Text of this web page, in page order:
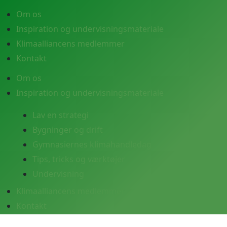
Om os
Inspiration og undervisningsmateriale
Klimaalliancens medlemmer
Kontakt
Om os
Inspiration og undervisningsmateriale
Lav en strategi
Bygninger og drift
Gymnasiernes klimahandledag
Tips, tricks og værktøjer
Undervisning
Klimaalliancens medlemmer